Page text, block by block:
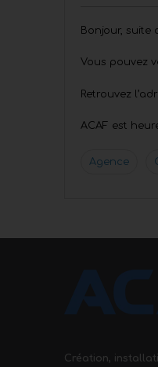
Bonjour, suite
Vous pouvez
Retrouvez
ACAF est
Agence
Création,